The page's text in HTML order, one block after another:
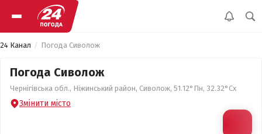
24 Канал Погода Сиволож
Погода Сиволож
Чернігівська обл., Ніжинський район, Сиволож, 51.12°Пн, 32.32°Сх
Змінити місто